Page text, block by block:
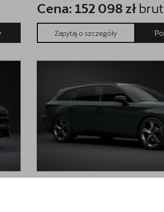
Cena: 152 098 zł
Zapytaj o szczegóły
CUPRA Leon